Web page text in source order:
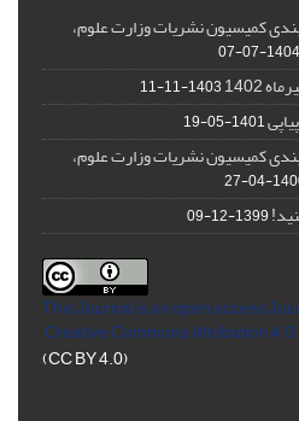
کمیسیون نشریات وزارت علوم،
1404-07-07
1402
1403-11-11
1401-05-19
کمیسیون نشریات وزارت علوم،
1400-
1399-12-09
This Journal is an open access
Creative Commons Attribution
(CC BY 4.0)